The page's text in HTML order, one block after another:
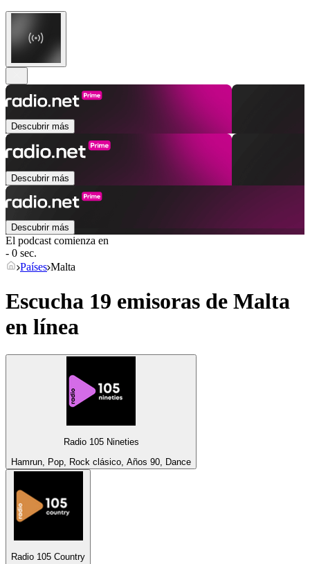
Descubrir más
Descubrir más
Descubrir más
El podcast comienza en
- 0 sec.
Países Malta
Escucha 19 emisoras de Malta
en línea
Radio 105 Nineties
Hamrun, Pop, Rock clásico, Años 90, Dance
Radio 105 Country